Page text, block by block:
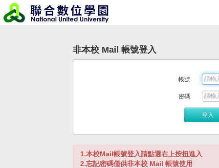
非本校 Mail 帳號登入
帳號
密碼
登入
1.本校Mail帳號登入請點選右上按扭進入
2.忘記密碼僅供非本校 Mail 帳號使用